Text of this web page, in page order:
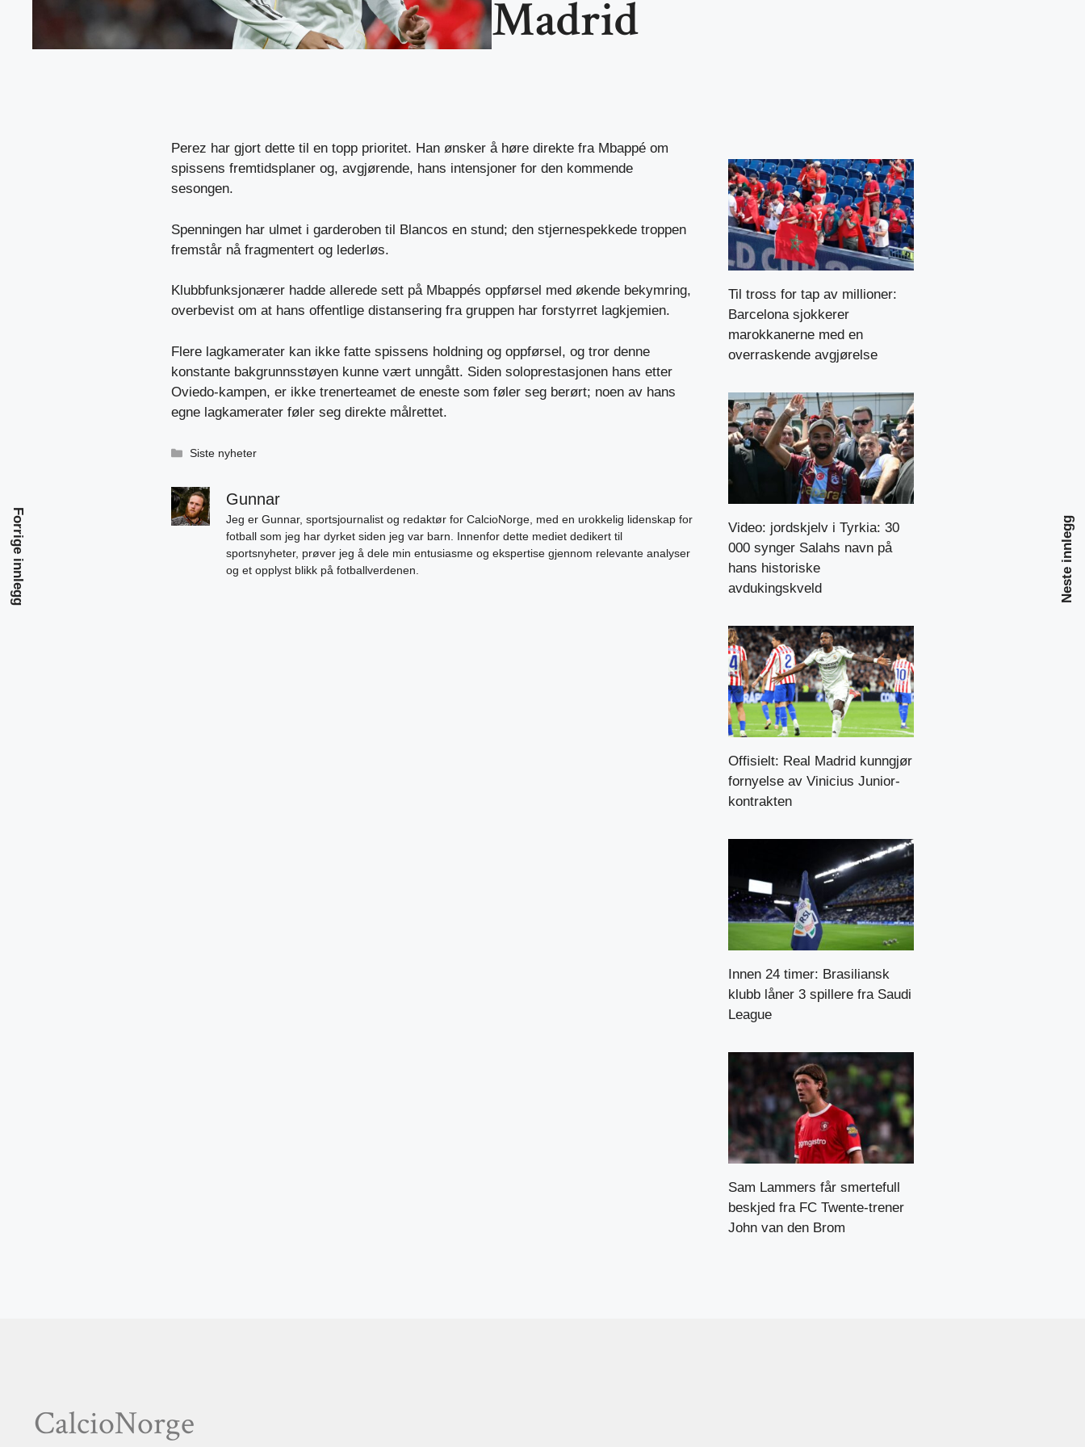
Madrid
Perez har gjort dette til en topp prioritet. Han ønsker å høre direkte fra Mbappé om
spissens fremtidsplaner og, avgjørende, hans intensjoner for den kommende
sesongen.
Spenningen har ulmet i garderoben til Blancos en stund; den stjernespekkede troppen
fremstår nå fragmentert og lederløs.
Klubbfunksjonærer hadde allerede sett på Mbappés oppførsel med økende bekymring,
overbevist om at hans offentlige distansering fra gruppen har forstyrret lagkjemien.
Flere lagkamerater kan ikke fatte spissens holdning og oppførsel, og tror denne
konstante bakgrunnsstøyen kunne vært unngått. Siden soloprestasjonen hans etter
Oviedo-kampen, er ikke trenerteamet de eneste som føler seg berørt; noen av hans
egne lagkamerater føler seg direkte målrettet.
Kategorier
Siste nyheter
Gunnar
Jeg er Gunnar, sportsjournalist og redaktør for CalcioNorge, med en urokkelig lidenskap for
fotball som jeg har dyrket siden jeg var barn. Innenfor dette mediet dedikert til
sportsnyheter, prøver jeg å dele min entusiasme og ekspertise gjennom relevante analyser
og et opplyst blikk på fotballverdenen.
Forrige innlegg Neste innlegg
Til tross for tap av millioner:
Barcelona sjokkerer
marokkanerne med en
overraskende avgjørelse
Video: jordskjelv i Tyrkia: 30
000 synger Salahs navn på
hans historiske
avdukingskveld
Offisielt: Real Madrid kunngjør
fornyelse av Vinicius Junior-
kontrakten
Innen 24 timer: Brasiliansk
klubb låner 3 spillere fra Saudi
League
Sam Lammers får smertefull
beskjed fra FC Twente-trener
John van den Brom
CalcioNorge